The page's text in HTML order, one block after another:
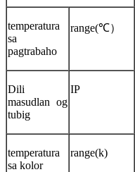
temperatura
sa
pagtrabaho
range(℃）
Dili
masudlan og
tubig
IP
temperatura
sa kolor
range(k)